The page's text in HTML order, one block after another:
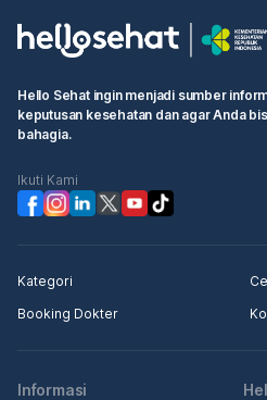
Hello Sehat ingin menjadi sumber
keputusan kesehatan dan agar Anda
bahagia.
Ikuti Kami
Kategori
Booking Dokter
Informasi